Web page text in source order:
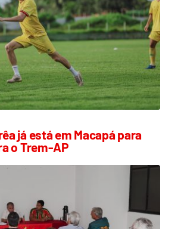
já está em Macapá para
o Trem-AP